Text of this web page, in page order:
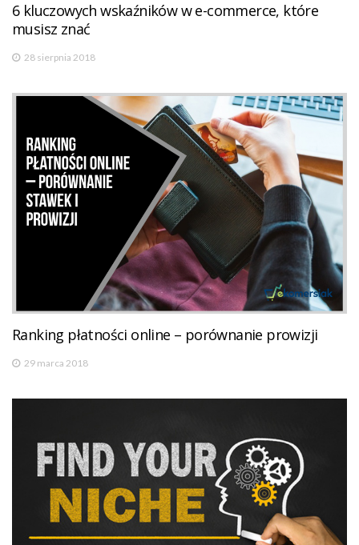
6 kluczowych wskaźników w e-commerce, które
musisz znać
28 sierpnia 2018
Ranking płatności online – porównanie prowizji
29 marca 2018